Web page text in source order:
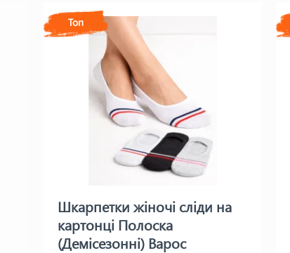
Топ
Шкарпетки жіночі сліди на
картонці Полоска
(Демісезонні) Варос